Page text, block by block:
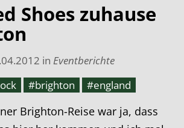
Shoes zuhause
in Eventberichte
#brighton
#england
Brighton-Reise war ja, dass